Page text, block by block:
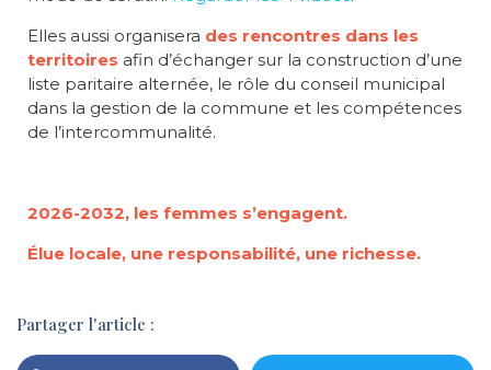
Elles aussi organisera des rencontres dans les
territoires afin d’échanger sur la construction d’une
liste paritaire alternée, le rôle du conseil municipal
dans la gestion de la commune et les compétences
de l’intercommunalité.
2026-2032, les femmes s’engagent.
Élue locale, une responsabilité, une richesse.
Partager l'article :